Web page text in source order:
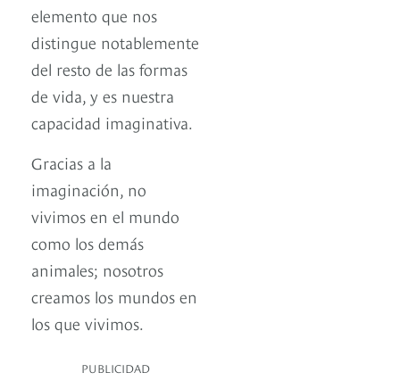
elemento que nos
distingue notablemente
del resto de las formas
de vida, y es nuestra
capacidad imaginativa.
Gracias a la
imaginación, no
vivimos en el mundo
como los demás
animales; nosotros
creamos los mundos en
los que vivimos.
PUBLICIDAD